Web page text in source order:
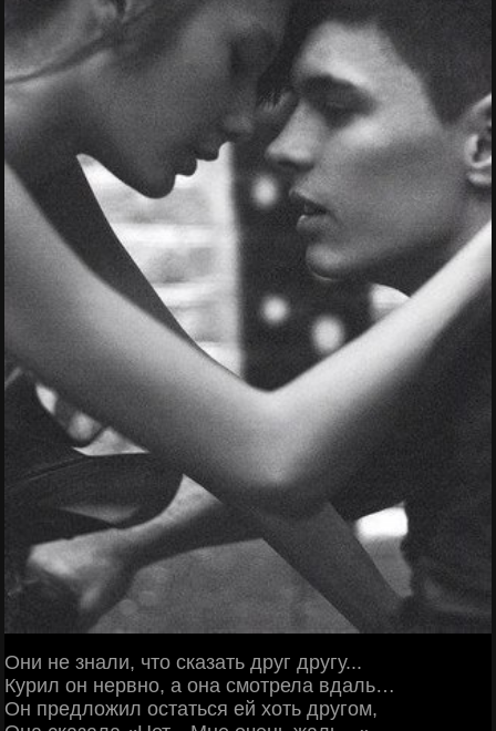
Они не знали, что сказать друг другу...
Курил он нервно, а она смотрела вдаль…
Он предложил остаться ей хоть другом,